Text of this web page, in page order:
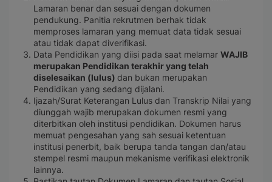
Lamaran benar dan sesuai dengan dokumen
pendukung. Panitia rekrutmen berhak tidak
memproses lamaran yang memuat data tidak sesuai
atau tidak dapat diverifikasi.
Data Pendidikan yang diisi pada saat melamar WAJIB
merupakan Pendidikan terakhir yang telah
diselesaikan (lulus) dan bukan merupakan
Pendidikan yang sedang dijalani.
Ijazah/Surat Keterangan Lulus dan Transkrip Nilai yang
diunggah wajib merupakan dokumen resmi yang
diterbitkan oleh institusi pendidikan. Dokumen harus
memuat pengesahan yang sah sesuai ketentuan
institusi penerbit, baik berupa tanda tangan dan/atau
stempel resmi maupun mekanisme verifikasi elektronik
lainnya.